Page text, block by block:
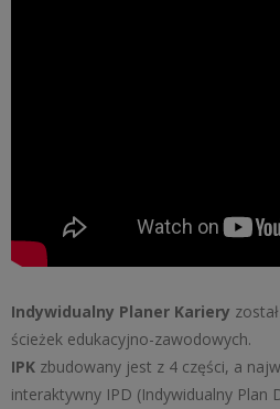
Indywidualny Planer Kariery
ścieżek edukacyjno-zawodowych.
IPK zbudowany jest z 4 części, a
interaktywny IPD (Indywidualny Plan